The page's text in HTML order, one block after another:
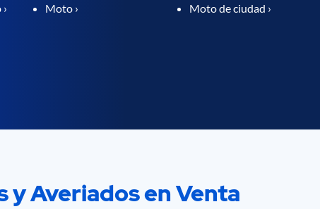
Moto ›
Moto de ciudad ›
Averiados en Venta